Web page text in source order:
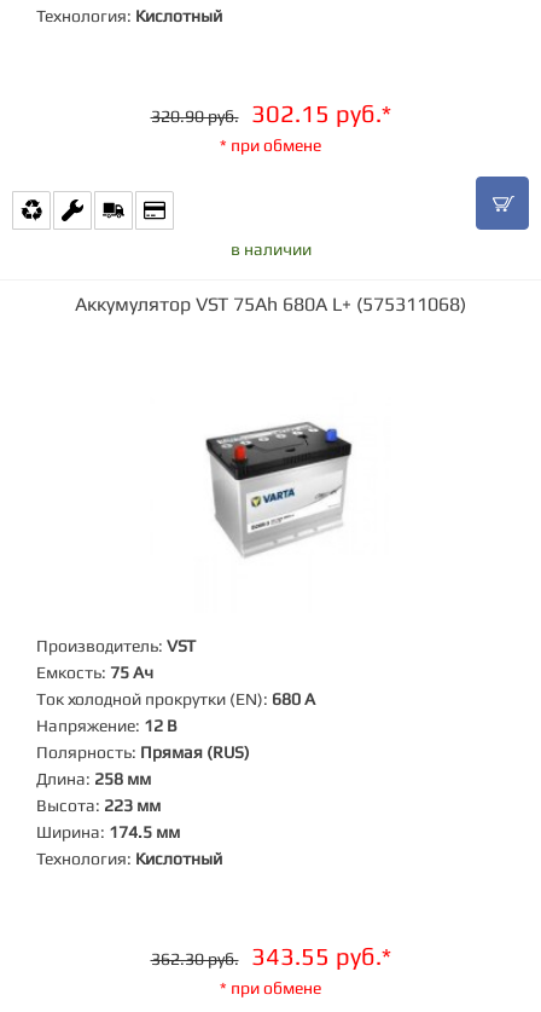
Технология: Кислотный
320.90 руб. 302.15 руб.*
* при обмене
в наличии
Аккумулятор VST 75Ah 680A L+ (575311068)
Производитель: VST
Емкость: 75 Ач
Ток холодной прокрутки (EN): 680 А
Напряжение: 12 В
Полярность: Прямая (RUS)
Длина: 258 мм
Высота: 223 мм
Ширина: 174.5 мм
Технология: Кислотный
362.30 руб. 343.55 руб.*
* при обмене